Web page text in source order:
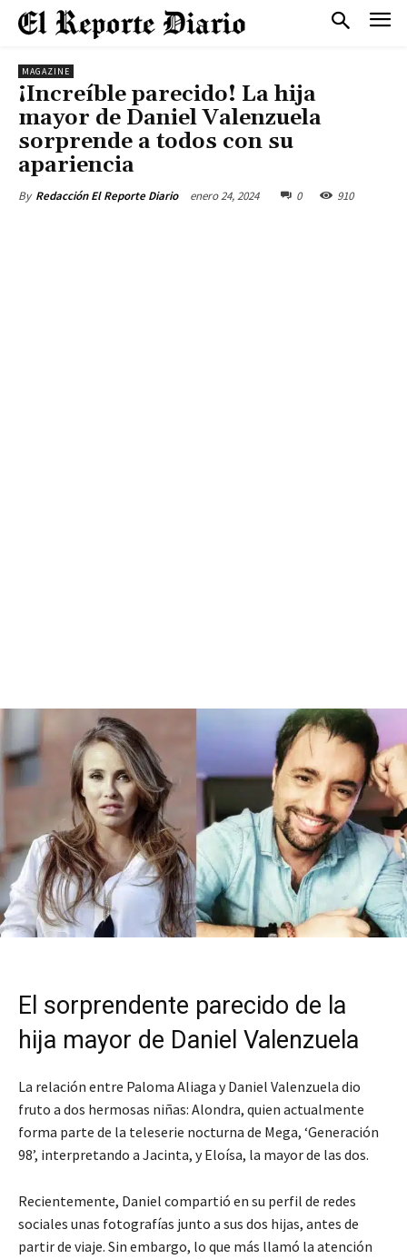
MAGAZINE
¡Increíble parecido! La hija
mayor de Daniel Valenzuela
sorprende a todos con su
apariencia
By Redacción El Reporte Diario enero 24, 2024 0 910
El sorprendente parecido de la
hija mayor de Daniel Valenzuela
La relación entre Paloma Aliaga y Daniel Valenzuela dio
fruto a dos hermosas niñas: Alondra, quien actualmente
forma parte de la teleserie nocturna de Mega, ‘Generación
98’, interpretando a Jacinta, y Eloísa, la mayor de las dos.
Recientemente, Daniel compartió en su perfil de redes
sociales unas fotografías junto a sus dos hijas, antes de
partir de viaje. Sin embargo, lo que más llamó la atención